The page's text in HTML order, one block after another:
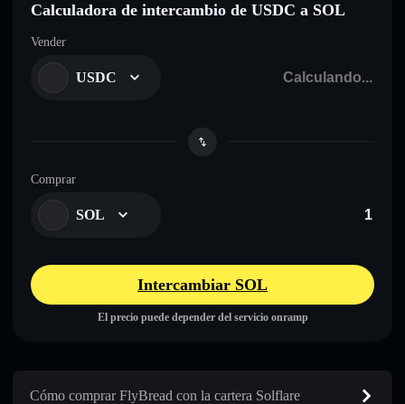
Calculadora de intercambio de USDC a SOL
Vender
USDC
Comprar
SOL
Intercambiar SOL
El precio puede depender del servicio onramp
Cómo comprar FlyBread con la cartera Solflare